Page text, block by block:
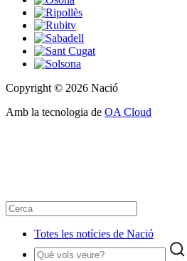
Copyright © 2026 Nació
Amb la tecnologia de OA Cloud
Totes les notícies de Nació